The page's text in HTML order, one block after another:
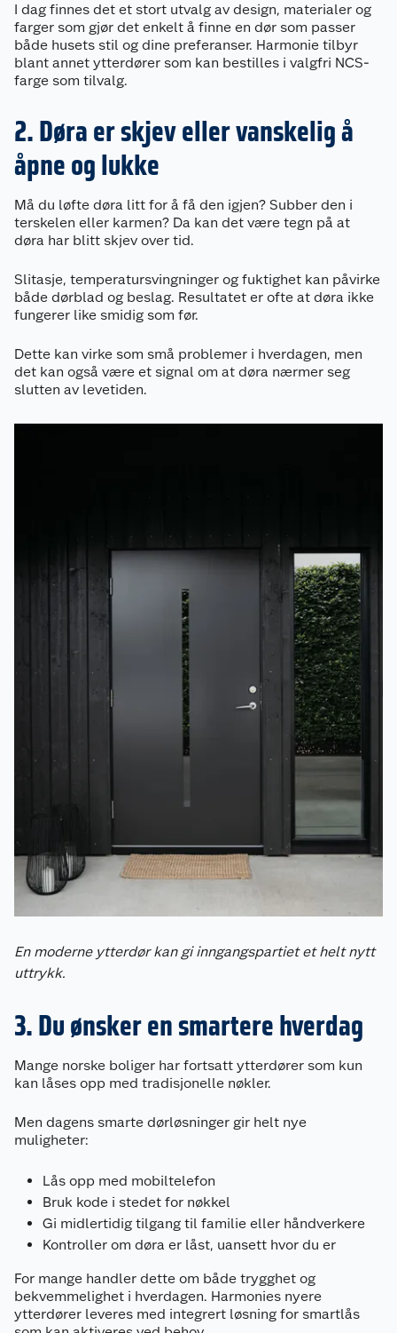
I dag finnes det et stort utvalg av design, materialer og
farger som gjør det enkelt å finne en dør som passer
både husets stil og dine preferanser. Harmonie tilbyr
blant annet ytterdører som kan bestilles i valgfri NCS-
farge som tilvalg.
2. Døra er skjev eller vanskelig å
åpne og lukke
Må du løfte døra litt for å få den igjen? Subber den i
terskelen eller karmen? Da kan det være tegn på at
døra har blitt skjev over tid.
Slitasje, temperatursvingninger og fuktighet kan påvirke
både dørblad og beslag. Resultatet er ofte at døra ikke
fungerer like smidig som før.
Dette kan virke som små problemer i hverdagen, men
det kan også være et signal om at døra nærmer seg
slutten av levetiden.
En moderne ytterdør kan gi inngangspartiet et helt nytt
uttrykk.
3. Du ønsker en smartere hverdag
Mange norske boliger har fortsatt ytterdører som kun
kan låses opp med tradisjonelle nøkler.
Men dagens smarte dørløsninger gir helt nye
muligheter:
Lås opp med mobiltelefon
Bruk kode i stedet for nøkkel
Gi midlertidig tilgang til familie eller håndverkere
Kontroller om døra er låst, uansett hvor du er
For mange handler dette om både trygghet og
bekvemmelighet i hverdagen. Harmonies nyere
ytterdører leveres med integrert løsning for smartlås